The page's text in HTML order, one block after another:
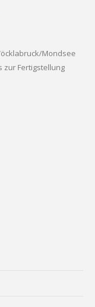
Mondsee
zur Fertigstellung